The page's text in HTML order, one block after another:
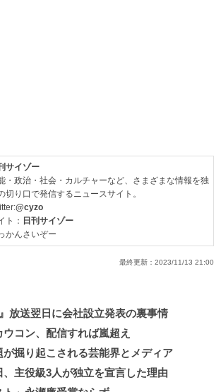
サイゾー
・政治・社会・カルチャーなど、さまざまな情報を独
切り口で発信するニュースサイト。
@cyzo
ト： 日刊サイゾー
かんさいぞー
最終更新： 2023/11/13 21:00
放送翌日に会社設立発表の裏事情
ウコン、配信すれば嵐超え
掘り起こされる芸能界とメディア
、主役級3人が独立を宣言した理由